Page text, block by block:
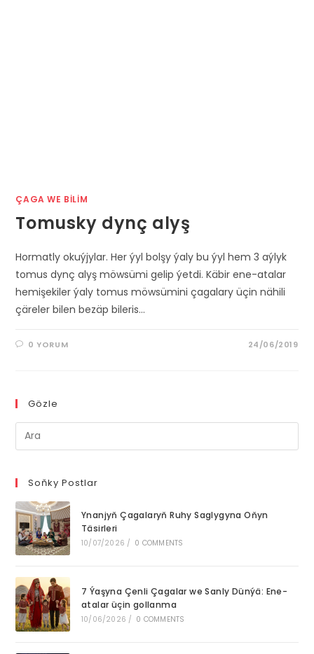
ÇAGA WE BILIM
Tomusky dynç alyş
Hormatly okuýjylar. Her ýyl bolşy ýaly bu ýyl hem 3 aýlyk
tomus dynç alyş möwsümi gelip ýetdi. Käbir ene-atalar
hemişekiler ýaly tomus möwsümini çagalary üçin nähili
çäreler bilen bezäp bileris…
0 YORUM 24/06/2019
Gözle
Soňky Postlar
Ynanjyň Çagalaryň Ruhy Saglygyna Oňyn
Täsirleri
10/07/2026 / 0 COMMENTS
7 Ýaşyna Çenli Çagalar we Sanly Dünýä: Ene-
atalar üçin gollanma
10/06/2026 / 0 COMMENTS